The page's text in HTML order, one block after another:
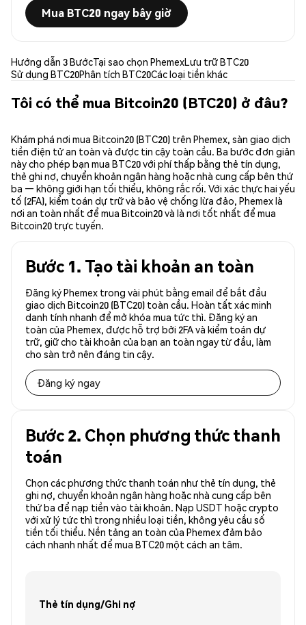
Mua BTC20 ngay bây giờ
Hướng dẫn 3 BướcTại sao chọn PhemexLưu trữ BTC20
Sử dụng BTC20Phân tích BTC20Các loại tiền khác
Tôi có thể mua Bitcoin20 (BTC20) ở đâu?
Khám phá nơi mua Bitcoin20 (BTC20) trên Phemex, sàn giao dịch
tiền điện tử an toàn và được tin cậy toàn cầu. Ba bước đơn giản
này cho phép bạn mua BTC20 với phí thấp bằng thẻ tín dụng,
thẻ ghi nợ, chuyển khoản ngân hàng hoặc nhà cung cấp bên thứ
ba — không giới hạn tối thiểu, không rắc rối. Với xác thực hai yếu
tố (2FA), kiểm toán dự trữ và bảo vệ chống lừa đảo, Phemex là
nơi an toàn nhất để mua Bitcoin20 và là nơi tốt nhất để mua
Bitcoin20 trực tuyến.
Bước 1. Tạo tài khoản an toàn
Đăng ký Phemex trong vài phút bằng email để bắt đầu
giao dịch Bitcoin20 (BTC20) toàn cầu. Hoàn tất xác minh
danh tính nhanh để mở khóa mua tức thì. Đăng ký an
toàn của Phemex, được hỗ trợ bởi 2FA và kiểm toán dự
trữ, giữ cho tài khoản của bạn an toàn ngay từ đầu, làm
cho sàn trở nên đáng tin cậy.
Đăng ký ngay
Bước 2. Chọn phương thức thanh
toán
Chọn các phương thức thanh toán như thẻ tín dụng, thẻ
ghi nợ, chuyển khoản ngân hàng hoặc nhà cung cấp bên
thứ ba để nạp tiền vào tài khoản. Nạp USDT hoặc crypto
với xử lý tức thì trong nhiều loại tiền, không yêu cầu số
tiền tối thiểu. Nền tảng an toàn của Phemex đảm bảo
cách nhanh nhất để mua BTC20 một cách an tâm.
Thẻ tín dụng/Ghi nợ